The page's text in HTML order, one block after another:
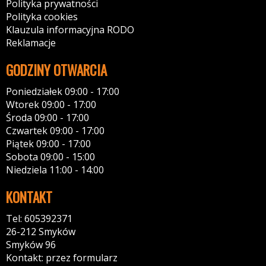
Polityka prywatności
Polityka cookies
Klauzula informacyjna RODO
Reklamacje
GODZINY OTWARCIA
Poniedziałek 09:00 - 17:00
Wtorek 09:00 - 17:00
Środa 09:00 - 17:00
Czwartek 09:00 - 17:00
Piątek 09:00 - 17:00
Sobota 09:00 - 15:00
Niedziela 11:00 - 14:00
KONTAKT
Tel: 605392371
26-212 Smyków
Smyków 96
Kontakt: przez formularz